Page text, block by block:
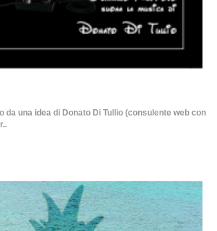
da una idea di Donato Di Tullio (consulente web con